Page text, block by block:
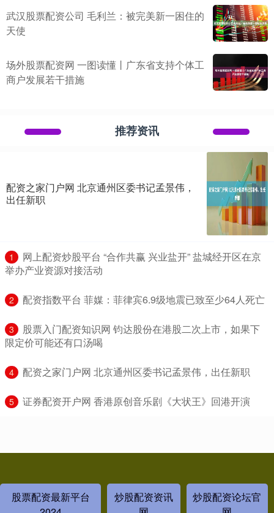
武汉股票配资公司 毛利兰：被完美新一困住的
天使
场外股票配资网 一图读懂丨广东省支持个体工
商户发展若干措施
推荐资讯
配资之家门户网 北京通州区委书记孟景伟，
出任新职
1
​网上配资炒股平台 “合作共赢 兴业盐开” 盐城经开区在京
举办产业资源对接活动
2 ​配资指数平台 菲媒：菲律宾6.9级地震已致至少64人死亡
3
​股票入门配资知识网 钧达股份在港股二次上市，如果下
限定价可能还有口汤喝
4 ​配资之家门户网 北京通州区委书记孟景伟，出任新职
5 ​证券配资开户网 香港原创音乐剧《大状王》回港开演
股票配资最新平台
炒股配资资讯
炒股配资论坛官